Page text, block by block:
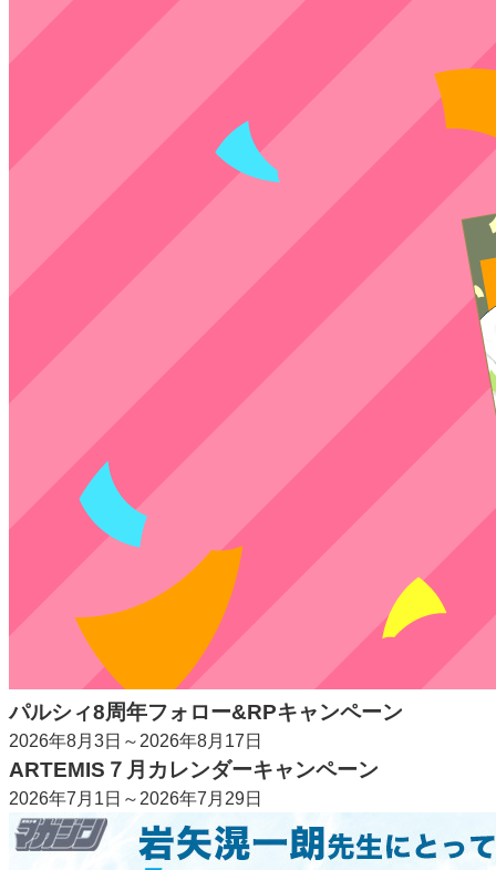
パルシィ8周年フォロー&RPキャンペーン
2026年8月3日～2026年8月17日
ARTEMIS７月カレンダーキャンペーン
2026年7月1日～2026年7月29日